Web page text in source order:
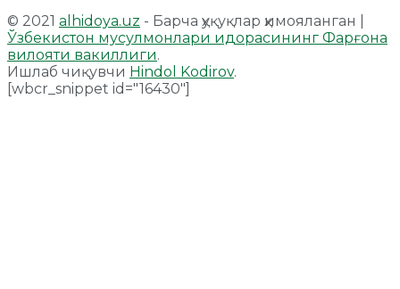
© 2021 alhidoya.uz - Барча ҳуқуқлар ҳимояланган |
Ўзбекистон мусулмонлари идорасининг Фарғона
вилояти вакиллиги.
Ишлаб чиқувчи Hindol Kodirov.
[wbcr_snippet id="16430"]